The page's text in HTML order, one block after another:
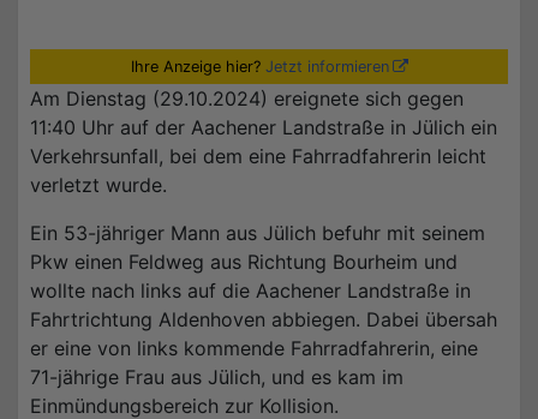
Ihre Anzeige hier? Jetzt informieren
Am Dienstag (29.10.2024) ereignete sich gegen
11:40 Uhr auf der Aachener Landstraße in Jülich ein
Verkehrsunfall, bei dem eine Fahrradfahrerin leicht
verletzt wurde.
Ein 53-jähriger Mann aus Jülich befuhr mit seinem
Pkw einen Feldweg aus Richtung Bourheim und
wollte nach links auf die Aachener Landstraße in
Fahrtrichtung Aldenhoven abbiegen. Dabei übersah
er eine von links kommende Fahrradfahrerin, eine
71-jährige Frau aus Jülich, und es kam im
Einmündungsbereich zur Kollision.